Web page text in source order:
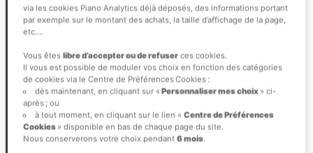
via les cookies Piano Analytics déjà déposés, des informations portant
par exemple sur le montant des achats, la taille d’affichage de la page,
etc….
Vous êteslibre d’accepter ou de refuser ces cookies.
Il vous est possible de moduler vos choix en fonction des catégories
de cookies via le Centre de Préférences Cookies :
dès maintenant, en cliquant sur « Personnaliser mes choix» ci-
après ; ou
à tout moment, en cliquant sur le lien « Centre de Préférences
Cookies » disponible en bas de chaque page du site.
Nous conserverons votre choix pendant6 mois.